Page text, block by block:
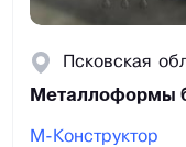
Псковская
Металлоформы
М-Конструктор